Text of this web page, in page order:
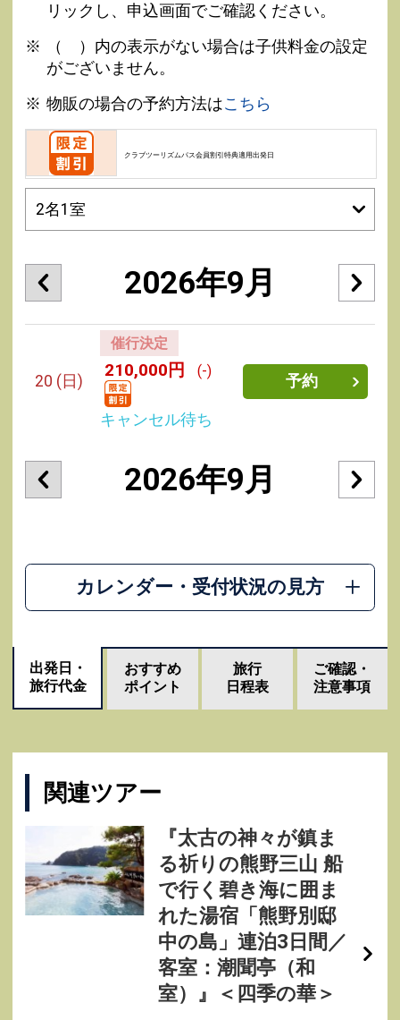
リックし、申込画面でご確認ください。
（ ）内の表示がない場合は子供料金の設定
がございません。
物販の場合の予約方法はこちら
クラブツーリズムパス会員割引特典適用出発日
2026年9月
20 (日)
催行決定
210,000円 (-)
キャンセル待ち
予約
2026年9月
カレンダー・受付状況の見方
出発日・
旅行代金
おすすめ
ポイント
旅行
日程表
ご確認・
注意事項
関連ツアー
『太古の神々が鎮ま
る祈りの熊野三山 船
で行く碧き海に囲ま
れた湯宿「熊野別邸
中の島」連泊3日間／
客室：潮聞亭（和
室）』＜四季の華＞